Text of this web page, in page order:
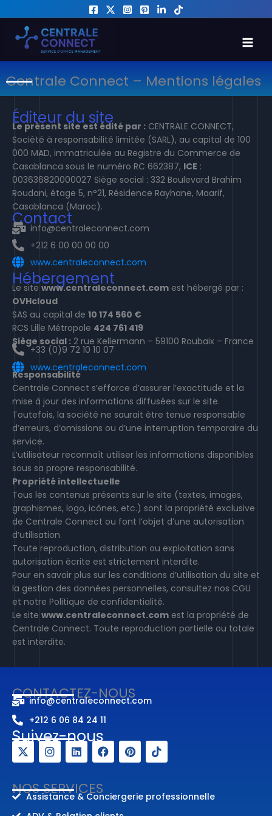
to
content
Centrale Connect – Mentions légales
Éditeur du site
Le présent site est édité par : CENTRALE CONNECT,
Société à responsabilité limitée (SARL), au capital de 100
000 MAD, immatriculée au Registre du Commerce de
Casablanca sous le numéro RC 662387, ICE :
003636820000027 Siège social : 332 Boulevard Brahim
Roudani, étage 5, n°21, Résidence Rayhane, Maarif,
Casablanca (Maroc).
Contact
info@centraleconnect.com
+212 6 00 00 00 00
www.centraleconnect.com
Hébergement
Le site www.centraleconnect.com est hébergé par :
OVHcloud
SAS au capital de 10 174 560 €
RCS Lille Métropole 424 761 419
Siège social : 2 rue Kellermann – 59100 Roubaix – France
+33 (0)9 72 10 10 07
www.centraleconnect.com
Responsabilité
Centrale Connect s’efforce d’assurer l’exactitude et la
mise à jour des informations diffusées sur le site.
Toutefois, la société ne saurait être tenue responsable
d’erreurs, d’omissions ou d’une interruption temporaire du
service.
L’utilisateur reconnaît utiliser les informations disponibles
sous sa propre responsabilité.
Propriété intellectuelle
Tous les contenus présents sur le site (textes, images,
graphismes, logo, icônes, etc.) sont la propriété exclusive
de Centrale Connect ou font l’objet d’une autorisation
d’utilisation.
Toute reproduction, distribution ou exploitation sans
autorisation écrite est strictement interdite.
Pour en savoir plus sur les conditions d’utilisation du site et
la gestion des données personnelles, consultez nos CGU
et notre Politique de confidentialité.
Le site www.centraleconnect.com est la propriété de
Centrale Connect. Toute reproduction partielle ou totale
est interdite.
CONTACTEZ-NOUS
info@centraleconnect.com
+212 6 06 84 24 11
Suivez-nous
X
-
w
I
n
t
a
L
i
k
e
F
a
e
b
P
i
e
T
i
o
NOS SERVICES
Assistance & Conciergerie professionnelle